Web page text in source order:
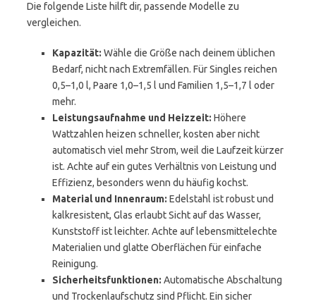
Die folgende Liste hilft dir, passende Modelle zu
vergleichen.
Kapazität: Wähle die Größe nach deinem üblichen
Bedarf, nicht nach Extremfällen. Für Singles reichen
0,5–1,0 l, Paare 1,0–1,5 l und Familien 1,5–1,7 l oder
mehr.
Leistungsaufnahme und Heizzeit: Höhere
Wattzahlen heizen schneller, kosten aber nicht
automatisch viel mehr Strom, weil die Laufzeit kürzer
ist. Achte auf ein gutes Verhältnis von Leistung und
Effizienz, besonders wenn du häufig kochst.
Material und Innenraum: Edelstahl ist robust und
kalkresistent, Glas erlaubt Sicht auf das Wasser,
Kunststoff ist leichter. Achte auf lebensmittelechte
Materialien und glatte Oberflächen für einfache
Reinigung.
Sicherheitsfunktionen: Automatische Abschaltung
und Trockenlaufschutz sind Pflicht. Ein sicher